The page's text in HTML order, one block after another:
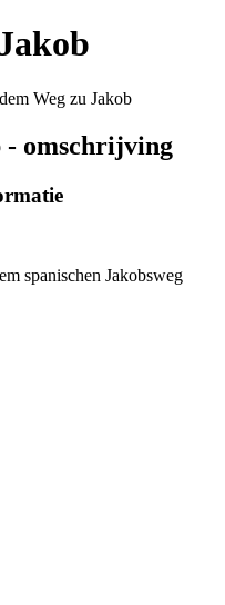
Weg zu Jakob
- omschrijving
spanischen Jakobsweg